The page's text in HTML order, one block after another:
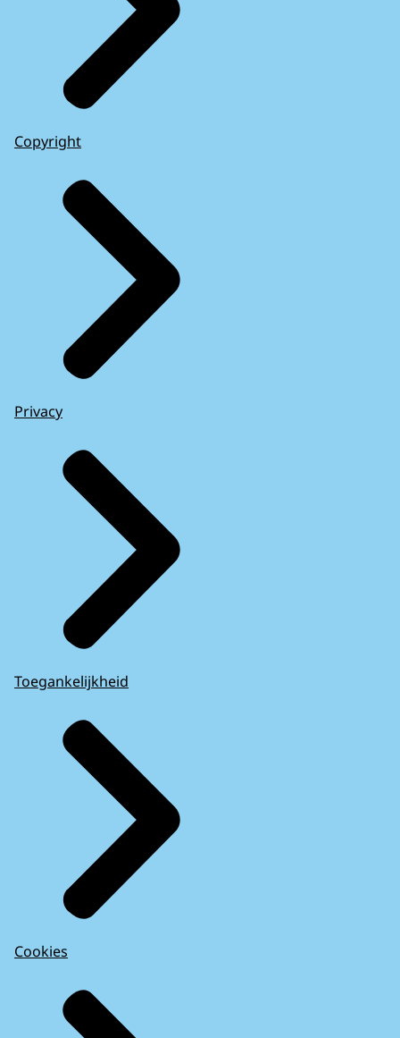
Copyright
Privacy
Toegankelijkheid
Cookies